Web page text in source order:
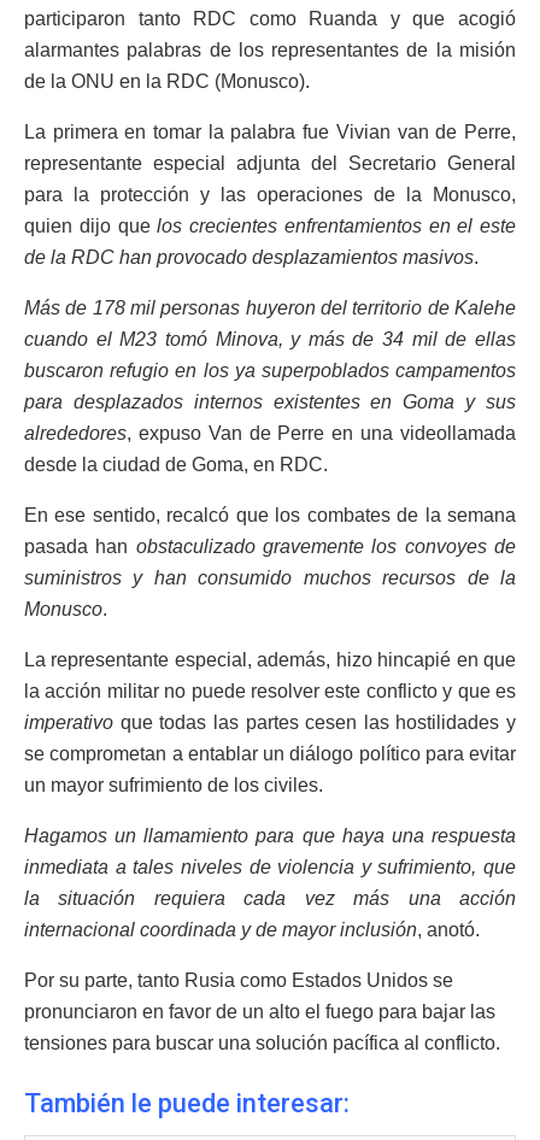
participaron tanto RDC como Ruanda y que acogió
alarmantes palabras de los representantes de la misión
de la ONU en la RDC (Monusco).
La primera en tomar la palabra fue Vivian van de Perre,
representante especial adjunta del Secretario General
para la protección y las operaciones de la Monusco,
quien dijo quelos crecientes enfrentamientos en el este
de la RDC han provocado desplazamientos masivos.
Más de 178 mil personas huyeron del territorio de Kalehe
cuando el M23 tomó Minova, y más de 34 mil de ellas
buscaron refugio en los ya superpoblados campamentos
para desplazados internos existentes en Goma y sus
alrededores, expuso Van de Perre en una videollamada
desde la ciudad de Goma, en RDC.
En ese sentido, recalcó que los combates de la semana
pasada han obstaculizado gravemente los convoyes de
suministros y han consumido muchos recursos de la
Monusco.
La representante especial, además, hizo hincapié en que
la acción militar no puede resolver este conflicto y que es
imperativo que todas las partes cesen las hostilidades y
se comprometan a entablar un diálogo político para evitar
un mayor sufrimiento de los civiles.
Hagamos un llamamiento para que haya una respuesta
inmediata a tales niveles de violencia y sufrimiento, que
la situación requiera cada vez más una acción
internacional coordinada y de mayor inclusión, anotó.
Por su parte, tanto Rusia como Estados Unidos se
pronunciaron en favor de un alto el fuego para bajar las
tensiones para buscar una solución pacífica al conflicto.
También le puede interesar: